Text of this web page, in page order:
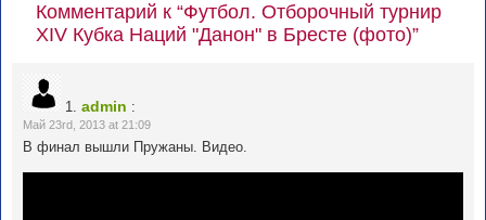
Комментарий к “Футбол. Отборочный турнир
XIV Кубка Наций "Данон" в Бресте (фото)”
1. admin :
Май 23rd, 2013 at 21:09
В финал вышли Пружаны. Видео.